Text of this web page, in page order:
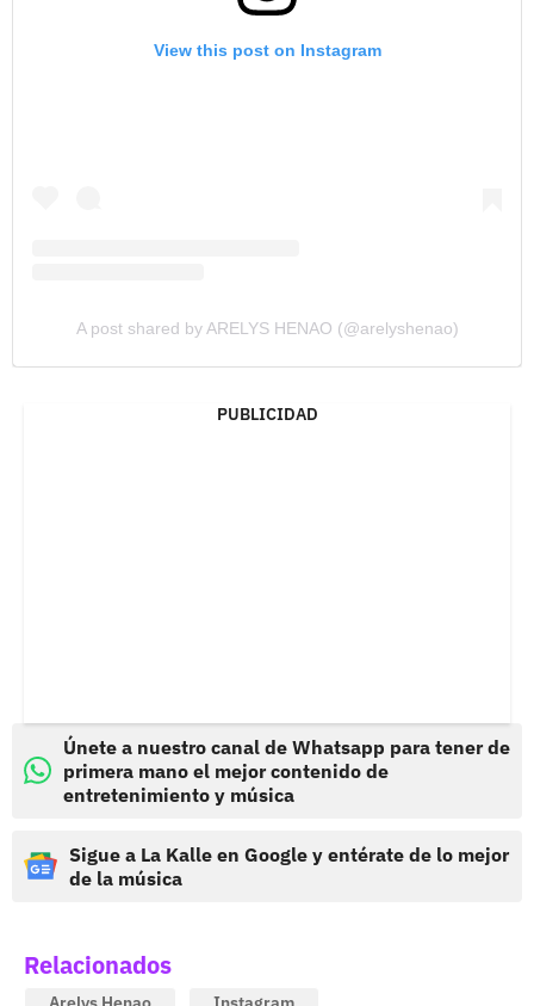
View this post on Instagram
A post shared by ARELYS HENAO (@arelyshenao)
PUBLICIDAD
Únete a nuestro canal de Whatsapp para tener de
primera mano el mejor contenido de
entretenimiento y música
Sigue a La Kalle en Google y entérate de lo mejor
de la música
Relacionados